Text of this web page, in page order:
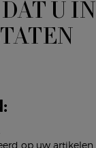
U IN
op uw artikelen,